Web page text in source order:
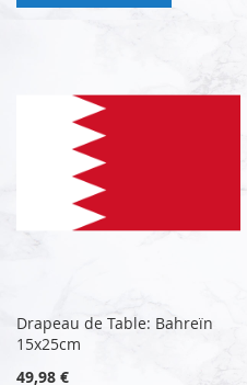
Drapeau de Table: Bahreïn
15x25cm
49,98 €